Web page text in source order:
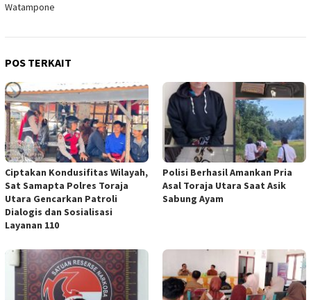
Watampone
POS TERKAIT
Ciptakan Kondusifitas Wilayah,
Sat Samapta Polres Toraja
Utara Gencarkan Patroli
Dialogis dan Sosialisasi
Layanan 110
Polisi Berhasil Amankan Pria
Asal Toraja Utara Saat Asik
Sabung Ayam